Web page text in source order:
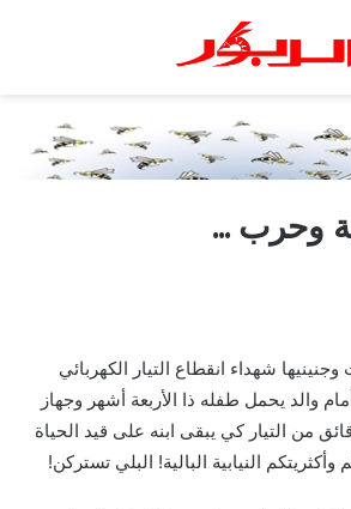
وحرب …
شهداء انقطاع التيار الكهربائي
والد يحمل طفله ذا الأربعة أشهر وجهاز
من التيار كي يبقى ابنه على قيد الحياة
النيابية البالية! البلي تستركن!